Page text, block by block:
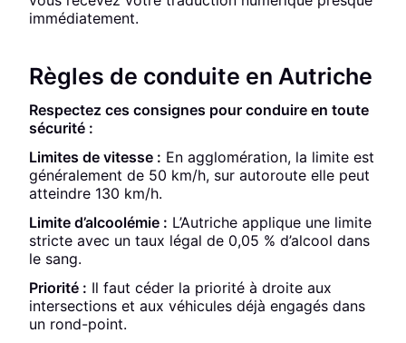
immédiatement.
Règles de conduite en Autriche
Respectez ces consignes pour conduire en toute
sécurité :
Limites de vitesse : En agglomération, la limite est
généralement de 50 km/h, sur autoroute elle peut
atteindre 130 km/h.
Limite d’alcoolémie : L’Autriche applique une limite
stricte avec un taux légal de 0,05 % d’alcool dans
le sang.
Priorité : Il faut céder la priorité à droite aux
intersections et aux véhicules déjà engagés dans
un rond-point.